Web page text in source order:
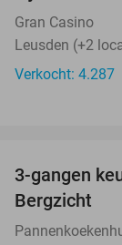
Gran Casino
Leusden (+2
Verkocht: 4.287
3-gangen
Bergzicht